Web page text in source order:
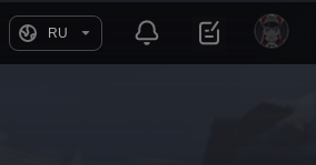
RU